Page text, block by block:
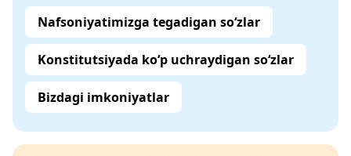
Nafsoniyatimizga tegadigan so‘zlar
Konstitutsiyada ko‘p uchraydigan so‘zlar
Bizdagi imkoniyatlar